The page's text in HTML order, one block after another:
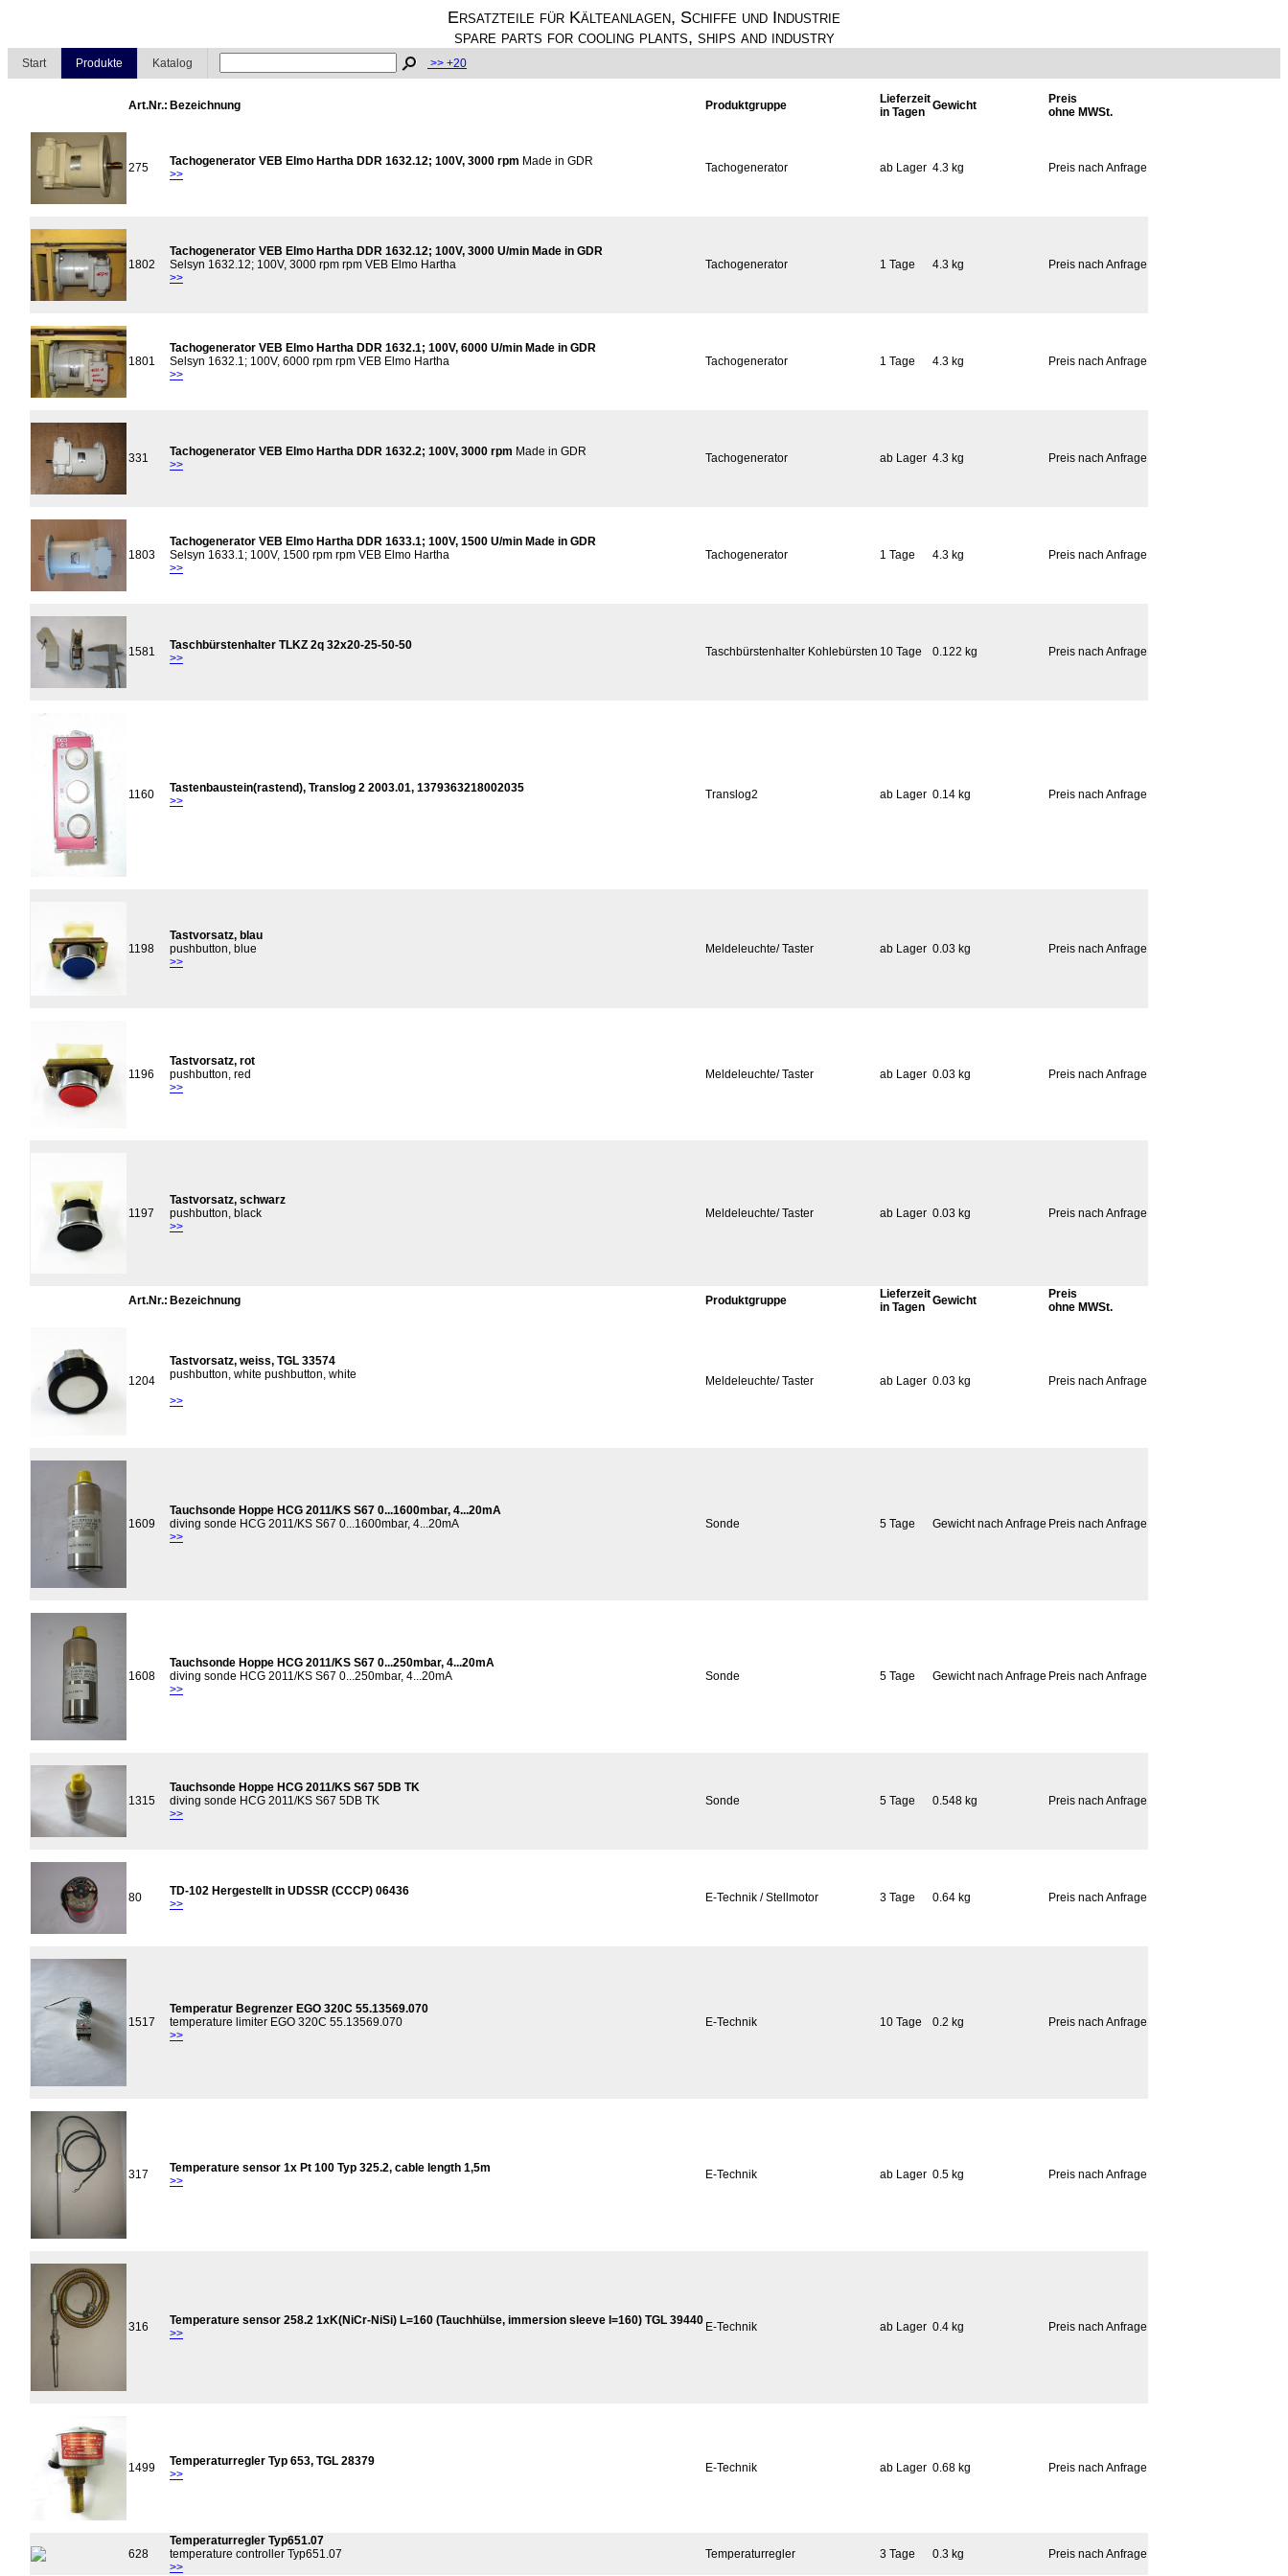
Ersatzteile für Kälteanlagen, Schiffe und Industrie
spare parts for cooling plants, ships and industry
Start Produkte Katalog >> +20
Art.Nr.: Bezeichnung Produktgruppe
Lieferzeit
in Tagen Gewicht
Preis
ohne MWSt.
275 Tachogenerator VEB Elmo Hartha DDR 1632.12; 100V, 3000 rpm Made in GDR
>>
Tachogenerator ab Lager 4.3 kg Preis nach Anfrage
1802
Tachogenerator VEB Elmo Hartha DDR 1632.12; 100V, 3000 U/min Made in GDR
Selsyn 1632.12; 100V, 3000 rpm rpm VEB Elmo Hartha
>>
Tachogenerator 1 Tage 4.3 kg Preis nach Anfrage
1801
Tachogenerator VEB Elmo Hartha DDR 1632.1; 100V, 6000 U/min Made in GDR
Selsyn 1632.1; 100V, 6000 rpm rpm VEB Elmo Hartha
>>
Tachogenerator 1 Tage 4.3 kg Preis nach Anfrage
331 Tachogenerator VEB Elmo Hartha DDR 1632.2; 100V, 3000 rpm Made in GDR
>>
Tachogenerator ab Lager 4.3 kg Preis nach Anfrage
1803
Tachogenerator VEB Elmo Hartha DDR 1633.1; 100V, 1500 U/min Made in GDR
Selsyn 1633.1; 100V, 1500 rpm rpm VEB Elmo Hartha
>>
Tachogenerator 1 Tage 4.3 kg Preis nach Anfrage
1581
Taschbürstenhalter TLKZ 2q 32x20-25-50-50
>>
Taschbürstenhalter Kohlebürsten 10 Tage 0.122 kg Preis nach Anfrage
1160
Tastenbaustein(rastend), Translog 2 2003.01, 1379363218002035
>>
Translog2 ab Lager 0.14 kg Preis nach Anfrage
1198
Tastvorsatz, blau
pushbutton, blue
>>
Meldeleuchte/ Taster ab Lager 0.03 kg Preis nach Anfrage
1196
Tastvorsatz, rot
pushbutton, red
>>
Meldeleuchte/ Taster ab Lager 0.03 kg Preis nach Anfrage
1197
Tastvorsatz, schwarz
pushbutton, black
>>
Meldeleuchte/ Taster ab Lager 0.03 kg Preis nach Anfrage
Art.Nr.: Bezeichnung Produktgruppe
Lieferzeit
in Tagen Gewicht
Preis
ohne MWSt.
1204
Tastvorsatz, weiss, TGL 33574
pushbutton, white pushbutton, white
>>
Meldeleuchte/ Taster ab Lager 0.03 kg Preis nach Anfrage
1609
Tauchsonde Hoppe HCG 2011/KS S67 0...1600mbar, 4...20mA
diving sonde HCG 2011/KS S67 0...1600mbar, 4...20mA
>>
Sonde 5 Tage Gewicht nach Anfrage Preis nach Anfrage
1608
Tauchsonde Hoppe HCG 2011/KS S67 0...250mbar, 4...20mA
diving sonde HCG 2011/KS S67 0...250mbar, 4...20mA
>>
Sonde 5 Tage Gewicht nach Anfrage Preis nach Anfrage
1315
Tauchsonde Hoppe HCG 2011/KS S67 5DB TK
diving sonde HCG 2011/KS S67 5DB TK
>>
Sonde 5 Tage 0.548 kg Preis nach Anfrage
80
TD-102 Hergestellt in UDSSR (CCCP) 06436
>>
E-Technik / Stellmotor 3 Tage 0.64 kg Preis nach Anfrage
1517
Temperatur Begrenzer EGO 320C 55.13569.070
temperature limiter EGO 320C 55.13569.070
>>
E-Technik 10 Tage 0.2 kg Preis nach Anfrage
317
Temperature sensor 1x Pt 100 Typ 325.2, cable length 1,5m
>>
E-Technik ab Lager 0.5 kg Preis nach Anfrage
316
Temperature sensor 258.2 1xK(NiCr-NiSi) L=160 (Tauchhülse, immersion sleeve l=160) TGL 39440
>>
E-Technik ab Lager 0.4 kg Preis nach Anfrage
1499
Temperaturregler Typ 653, TGL 28379
>>
E-Technik ab Lager 0.68 kg Preis nach Anfrage
628
Temperaturregler Typ651.07
temperature controller Typ651.07
>>
Temperaturregler 3 Tage 0.3 kg Preis nach Anfrage